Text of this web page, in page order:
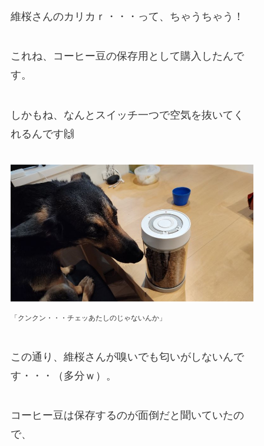
維桜さんのカリカｒ・・・って、ちゃうちゃう！
これね、コーヒー豆の保存用として購入したんで
す。
しかもね、なんとスイッチ一つで空気を抜いてく
れるんです🙌
「クンクン・・・チェッあたしのじゃないんか」
この通り、維桜さんが嗅いでも匂いがしないんで
す・・・（多分ｗ）。
コーヒー豆は保存するのが面倒だと聞いていたの
で、